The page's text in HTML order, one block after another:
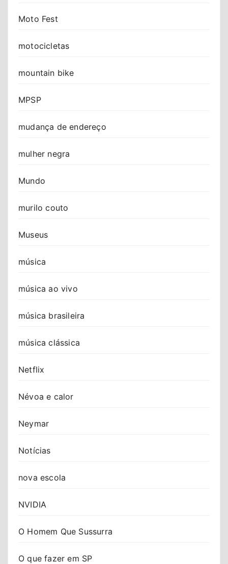
Moto Fest
motocicletas
mountain bike
MPSP
mudança de endereço
mulher negra
Mundo
murilo couto
Museus
música
música ao vivo
música brasileira
música clássica
Netflix
Névoa e calor
Neymar
Notícias
nova escola
NVIDIA
O Homem Que Sussurra
O que fazer em SP